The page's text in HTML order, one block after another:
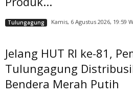
Tulungagung Kamis, 6 Agustus 2026, 19:59
Jelang HUT RI ke-81,
Tulungagung
Bendera Merah Putih